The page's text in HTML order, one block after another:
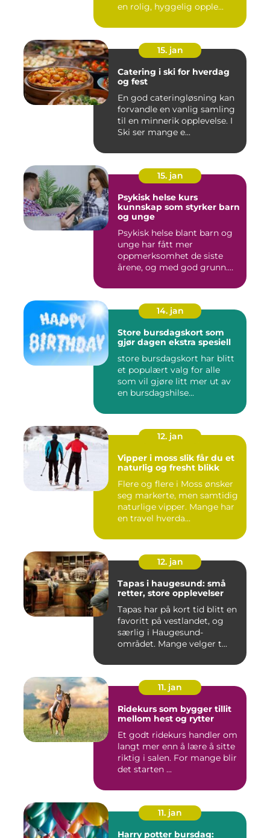
en rolig, hyggelig opple...
15. jan
Catering i ski for hverdag
og fest
En god cateringløsning kan
forvandle en vanlig samling
til en minnerik opplevelse. I
Ski ser mange e...
15. jan
Psykisk helse kurs
kunnskap som styrker barn
og unge
Psykisk helse blant barn og
unge har fått mer
oppmerksomhet de siste
årene, og med god grunn.
14. jan
Store bursdagskort som
gjør dagen ekstra spesiell
store bursdagskort har blitt
et populært valg for alle
som vil gjøre litt mer ut av
en bursdagshilse...
12. jan
Vipper i moss slik får du et
naturlig og fresht blikk
Flere og flere i Moss ønsker
seg markerte, men samtidig
naturlige vipper. Mange har
en travel hverda...
12. jan
Tapas i haugesund: små
retter, store opplevelser
Tapas har på kort tid blitt en
favoritt på vestlandet, og
særlig i Haugesund-
området. Mange velger t...
11. jan
Ridekurs som bygger tillit
mellom hest og rytter
Et godt ridekurs handler om
langt mer enn å lære å sitte
riktig i salen. For mange blir
det starten ...
11. jan
Harry potter bursdag: